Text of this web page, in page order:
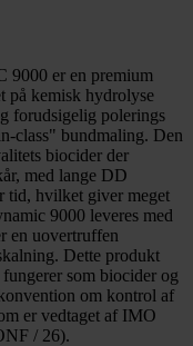
er en premium
på kemisk hydrolyse
forudsigelig polerings
class" bundmaling. Den
biocider der
med lange DD
tid, hvilket giver meget
9000 leveres med
en uovertruffen
Dette produkt
som biocider og
om kontrol af
er vedtaget af IMO
/ 26).